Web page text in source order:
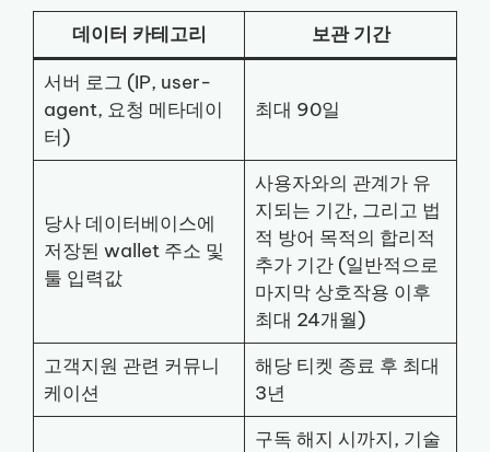
데이터 카테고리
보관 기간
서버 로그 (IP, user-
agent, 요청 메타데이
터)
최대 90일
당사 데이터베이스에
저장된 wallet 주소 및
툴 입력값
사용자와의 관계가 유
지되는 기간, 그리고 법
적 방어 목적의 합리적
추가 기간 (일반적으로
마지막 상호작용 이후
최대 24개월)
고객지원 관련 커뮤니
케이션
해당 티켓 종료 후 최대
3년
구독 해지 시까지, 기술